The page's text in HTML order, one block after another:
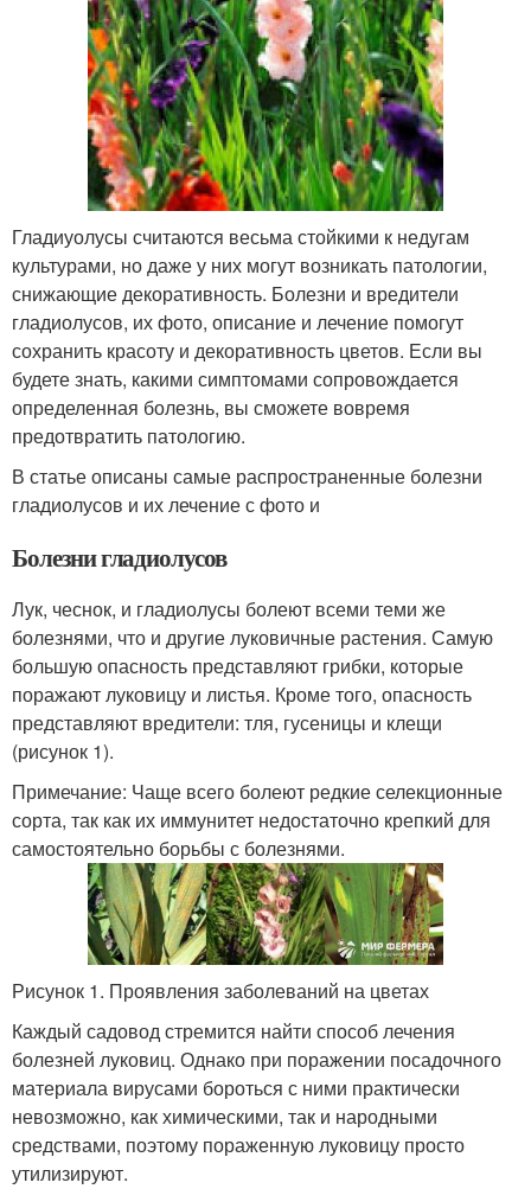
Гладиуолусы считаются весьма стойкими к недугам
культурами, но даже у них могут возникать патологии,
снижающие декоративность. Болезни и вредители
гладиолусов, их фото, описание и лечение помогут
сохранить красоту и декоративность цветов. Если вы
будете знать, какими симптомами сопровождается
определенная болезнь, вы сможете вовремя
предотвратить патологию.
В статье описаны самые распространенные болезни
гладиолусов и их лечение с фото и
Болезни гладиолусов
Лук, чеснок, и гладиолусы болеют всеми теми же
болезнями, что и другие луковичные растения. Самую
большую опасность представляют грибки, которые
поражают луковицу и листья. Кроме того, опасность
представляют вредители: тля, гусеницы и клещи
(рисунок 1).
Примечание: Чаще всего болеют редкие селекционные
сорта, так как их иммунитет недостаточно крепкий для
самостоятельно борьбы с болезнями.
Рисунок 1. Проявления заболеваний на цветах
Каждый садовод стремится найти способ лечения
болезней луковиц. Однако при поражении посадочного
материала вирусами бороться с ними практически
невозможно, как химическими, так и народными
средствами, поэтому пораженную луковицу просто
утилизируют.